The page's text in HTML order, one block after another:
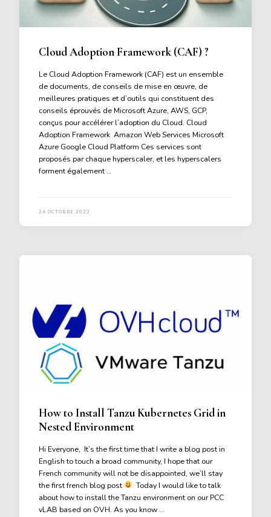
Cloud Adoption Framework (CAF) ?
Le Cloud Adoption Framework (CAF) est un ensemble
de documents, de conseils de mise en œuvre, de
meilleures pratiques et d’outils qui constituent des
conseils éprouvés de Microsoft Azure, AWS, GCP,
conçus pour accélérer l’adoption du Cloud. Cloud
Adoption Framework Amazon Web Services Microsoft
Azure Google Cloud Platform Ces services sont
proposés par chaque hyperscaler, et les hyperscalers
forment également …
24 OCTOBRE 2023
How to Install Tanzu Kubernetes Grid in
Nested Environment
Hi Everyone, It’s the first time that I write a blog post in
English to touch a broad community, I hope that our
French community will not be disappointed, we’ll stay
the first french blog post
Today I would like to talk
about how to install the Tanzu environment on our PCC
vLAB based on OVH. As you know …